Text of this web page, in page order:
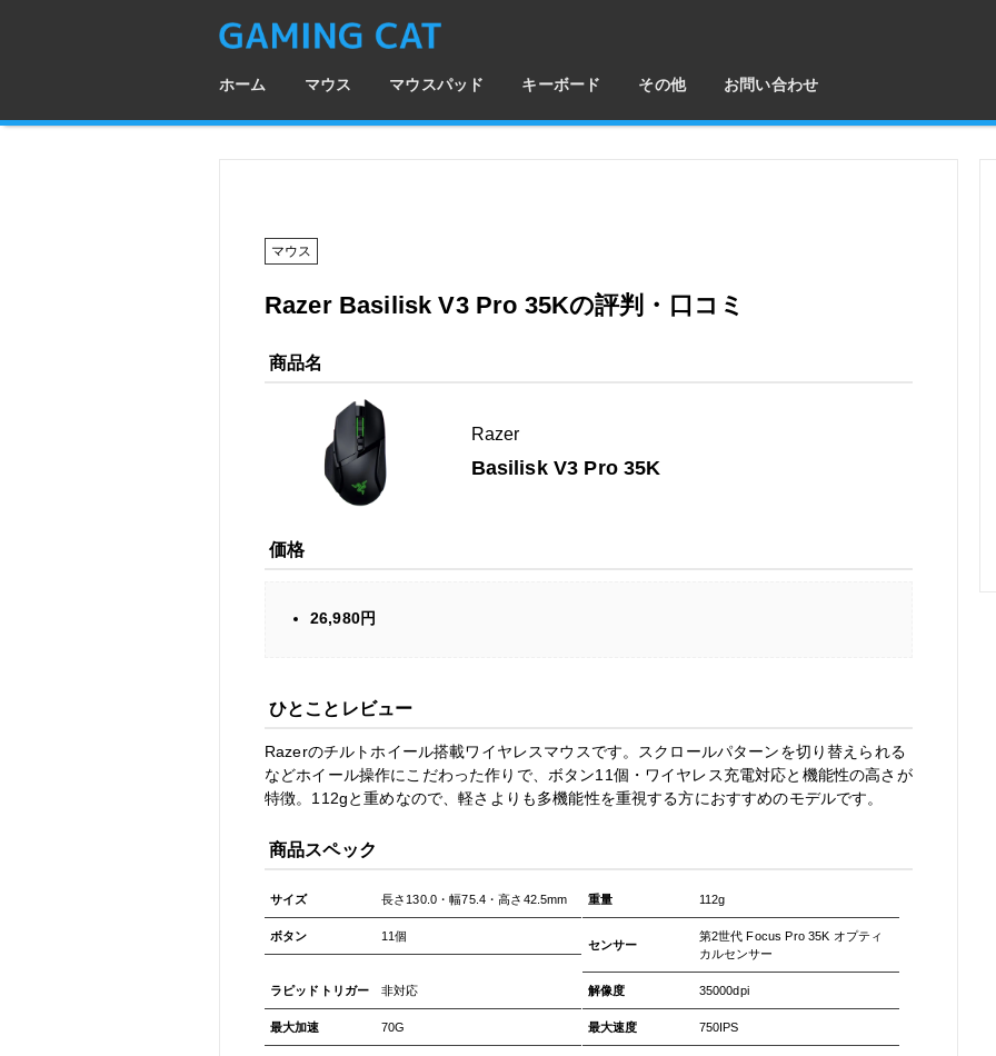
ホーム マウス マウスパッド キーボード その他 お問い合わせ
マウス
Razer Basilisk V3 Pro 35Kの評判・口コミ
商品名
Razer
Basilisk V3 Pro 35K
価格
26,980円
ひとことレビュー
Razerのチルトホイール搭載ワイヤレスマウスです。スクロールパターンを切り替えられる
などホイール操作にこだわった作りで、ボタン11個・ワイヤレス充電対応と機能性の高さが
特徴。112gと重めなので、軽さよりも多機能性を重視する方におすすめのモデルです。
商品スペック
サイズ 長さ130.0・幅75.4・高さ42.5mm 重量 112g
ボタン 11個
センサー
第2世代 Focus Pro 35K オプティ
カルセンサー
ラピッドトリガー 非対応 解像度 35000dpi
最大加速 70G 最大速度 750IPS